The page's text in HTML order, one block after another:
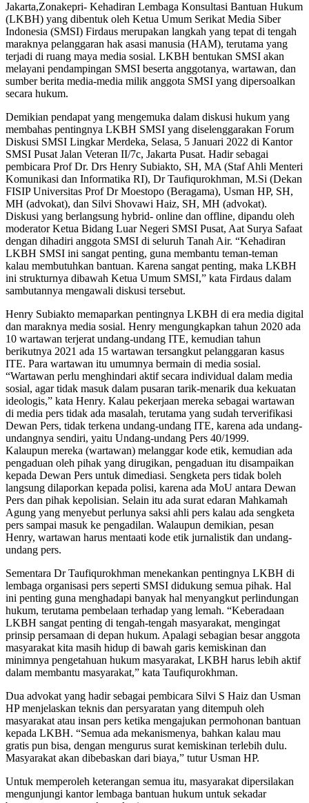
Jakarta,Zonakepri- Kehadiran Lembaga Konsultasi Bantuan Hukum
(LKBH) yang dibentuk oleh Ketua Umum Serikat Media Siber
Indonesia (SMSI) Firdaus merupakan langkah yang tepat di tengah
maraknya pelanggaran hak asasi manusia (HAM), terutama yang
terjadi di ruang maya media sosial. LKBH bentukan SMSI akan
melayani pendampingan SMSI beserta anggotanya, wartawan, dan
sumber berita media-media milik anggota SMSI yang dipersoalkan
secara hukum.
Demikian pendapat yang mengemuka dalam diskusi hukum yang
membahas pentingnya LKBH SMSI yang diselenggarakan Forum
Diskusi SMSI Lingkar Merdeka, Selasa, 5 Januari 2022 di Kantor
SMSI Pusat Jalan Veteran II/7c, Jakarta Pusat. Hadir sebagai
pembicara Prof Dr. Drs Henry Subiakto, SH, MA (Staf Ahli Menteri
Komunikasi dan Informatika RI), Dr Taufiqurokhman, M.Si (Dekan
FISIP Universitas Prof Dr Moestopo (Beragama), Usman HP, SH,
MH (advokat), dan Silvi Shovawi Haiz, SH, MH (advokat).
Diskusi yang berlangsung hybrid- online dan offline, dipandu oleh
moderator Ketua Bidang Luar Negeri SMSI Pusat, Aat Surya Safaat
dengan dihadiri anggota SMSI di seluruh Tanah Air. “Kehadiran
LKBH SMSI ini sangat penting, guna membantu teman-teman
kalau membutuhkan bantuan. Karena sangat penting, maka LKBH
ini strukturnya dibawah Ketua Umum SMSI,” kata Firdaus dalam
sambutannya mengawali diskusi tersebut.
Henry Subiakto memaparkan pentingnya LKBH di era media digital
dan maraknya media sosial. Henry mengungkapkan tahun 2020 ada
10 wartawan terjerat undang-undang ITE, kemudian tahun
berikutnya 2021 ada 15 wartawan tersangkut pelanggaran kasus
ITE. Para wartawan itu umumnya bermain di media sosial.
“Wartawan perlu menghindari aktif secara individual dalam media
sosial, agar tidak masuk dalam pusaran tarik-menarik dua kekuatan
ideologis,” kata Henry. Kalau pekerjaan mereka sebagai wartawan
di media pers tidak ada masalah, terutama yang sudah terverifikasi
Dewan Pers, tidak terkena undang-undang ITE, karena ada undang-
undangnya sendiri, yaitu Undang-undang Pers 40/1999.
Kalaupun mereka (wartawan) melanggar kode etik, kemudian ada
pengaduan oleh pihak yang dirugikan, pengaduan itu disampaikan
kepada Dewan Pers untuk dimediasi. Sengketa pers tidak boleh
langsung dilaporkan kepada polisi, karena ada MoU antara Dewan
Pers dan pihak kepolisian. Selain itu ada surat edaran Mahkamah
Agung yang menyebut perlunya saksi ahli pers kalau ada sengketa
pers sampai masuk ke pengadilan. Walaupun demikian, pesan
Henry, wartawan harus mentaati kode etik jurnalistik dan undang-
undang pers.
Sementara Dr Taufiqurokhman menekankan pentingnya LKBH di
lembaga organisasi pers seperti SMSI didukung semua pihak. Hal
ini penting guna menghadapi banyak hal menyangkut perlindungan
hukum, terutama pembelaan terhadap yang lemah. “Keberadaan
LKBH sangat penting di tengah-tengah masyarakat, mengingat
prinsip persamaan di depan hukum. Apalagi sebagian besar anggota
masyarakat kita masih hidup di bawah garis kemiskinan dan
minimnya pengetahuan hukum masyarakat, LKBH harus lebih aktif
dalam membantu masyarakat,” kata Taufiqurokhman.
Dua advokat yang hadir sebagai pembicara Silvi S Haiz dan Usman
HP menjelaskan teknis dan persyaratan yang ditempuh oleh
masyarakat atau insan pers ketika mengajukan permohonan bantuan
kepada LKBH. “Semua ada mekanismenya, bahkan kalau mau
gratis pun bisa, dengan mengurus surat kemiskinan terlebih dulu.
Masyarakat akan dibebaskan dari biaya,” tutur Usman HP.
Untuk memperoleh keterangan semua itu, masyarakat dipersilakan
mengunjungi kantor lembaga bantuan hukum untuk sekadar